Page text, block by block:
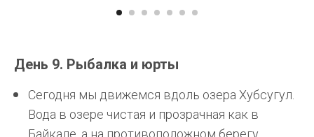
День 9. Рыбалка и юрты
Сегодня мы движемся вдоль озера Хубсугул.
Вода в озере чистая и прозрачная как в
Байкале, а на противоположном берегу